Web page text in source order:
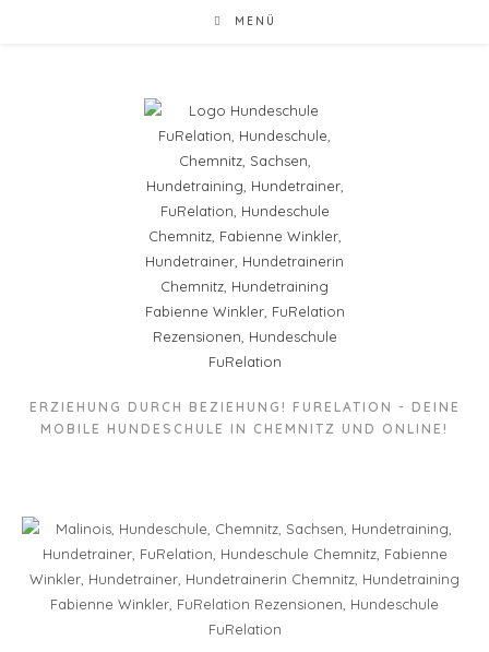
MENÜ
ERZIEHUNG DURCH BEZIEHUNG! FURELATION - DEINE
MOBILE HUNDESCHULE IN CHEMNITZ UND ONLINE!